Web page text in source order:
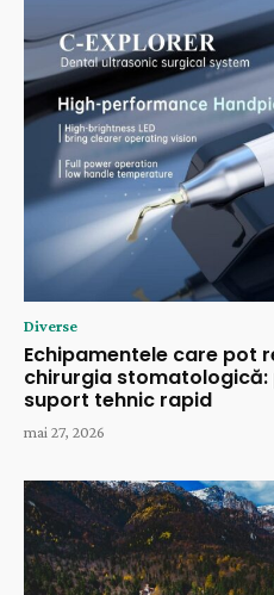
Diverse
Echipamentele care pot
chirurgia stomatologică:
suport tehnic rapid
mai 27, 2026